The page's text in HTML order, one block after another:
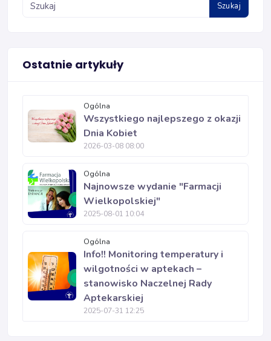
Szukaj
Ostatnie artykuły
Ogólna
Wszystkiego najlepszego z okazji
Dnia Kobiet
2026-03-08 08:00
Ogólna
Najnowsze wydanie "Farmacji
Wielkopolskiej"
2025-08-01 10:04
Ogólna
Info!! Monitoring temperatury i
wilgotności w aptekach –
stanowisko Naczelnej Rady
Aptekarskiej
2025-07-31 12:25